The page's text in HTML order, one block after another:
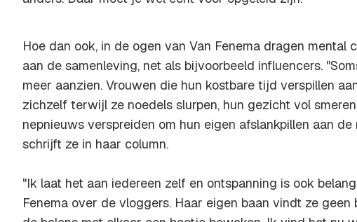
Hoe dan ook, in de ogen van Van Fenema dragen mental
aan de samenleving, net als bijvoorbeeld influencers.
meer aanzien. Vrouwen die hun kostbare tijd verspillen
zichzelf terwijl ze noedels slurpen, hun gezicht vol
nepnieuws verspreiden om hun eigen afslankpillen aan de
schrijft ze in haar column.
"Ik laat het aan iedereen zelf en ontspanning is ook
Fenema over de vloggers. Haar eigen baan vindt ze geen